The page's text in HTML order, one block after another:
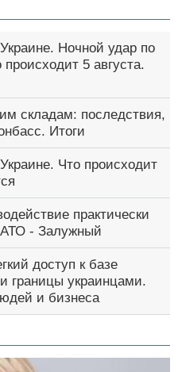
Ночной удар по
5 августа.
складам: последствия,
Итоги
Что происходит
практически
- Залужный
доступ к базе
границы украинцами.
и бизнеса